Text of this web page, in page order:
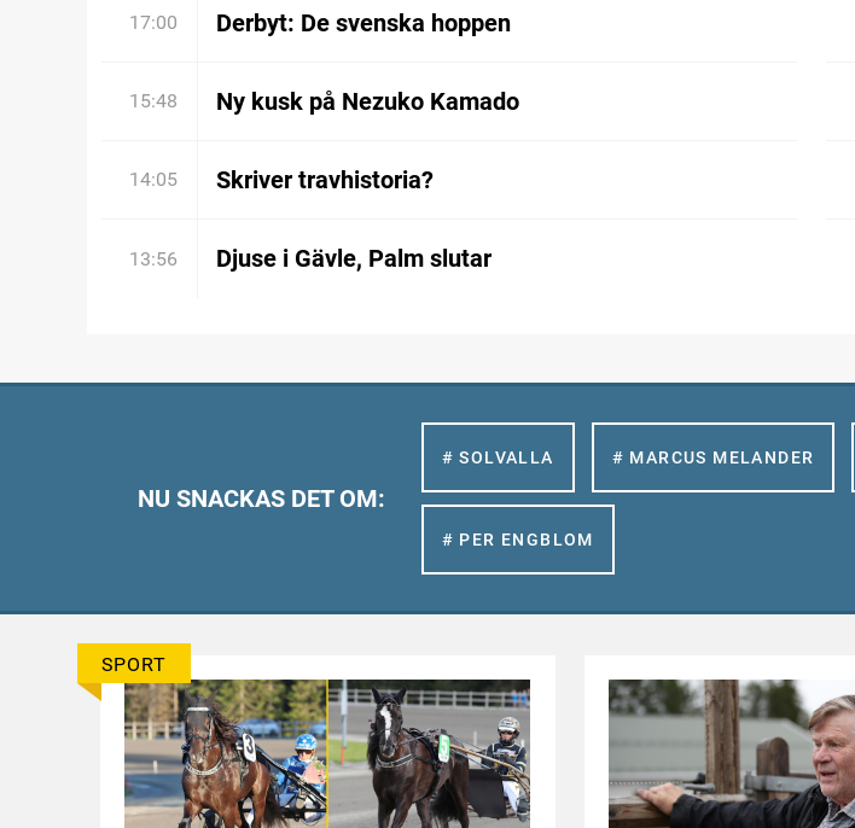
17:00 Derbyt: De svenska hoppen
15:48 Ny kusk på Nezuko Kamado
14:05 Skriver travhistoria?
13:56 Djuse i Gävle, Palm slutar
NU SNACKAS DET OM:
# SOLVALLA # MARCUS MELANDER
# PER ENGBLOM
SPORT